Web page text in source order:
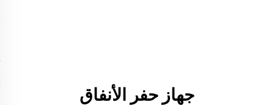
جهاز حفر الأنفاق